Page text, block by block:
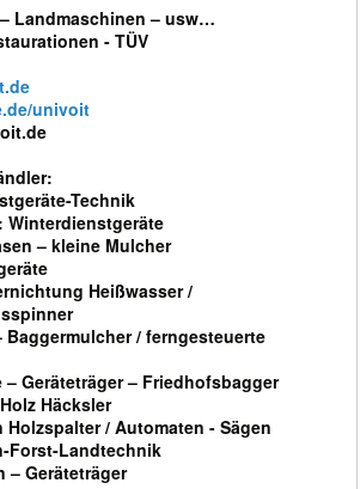
Landmaschinen – usw…
- TÜV
univoit
Technik
Winterdienstgeräte
– kleine Mulcher
Heißwasser /
Baggermulcher / ferngesteuerte
– Geräteträger – Friedhofsbagger
Häcksler
/ Automaten - Sägen
Forst-Landtechnik
– Geräteträger